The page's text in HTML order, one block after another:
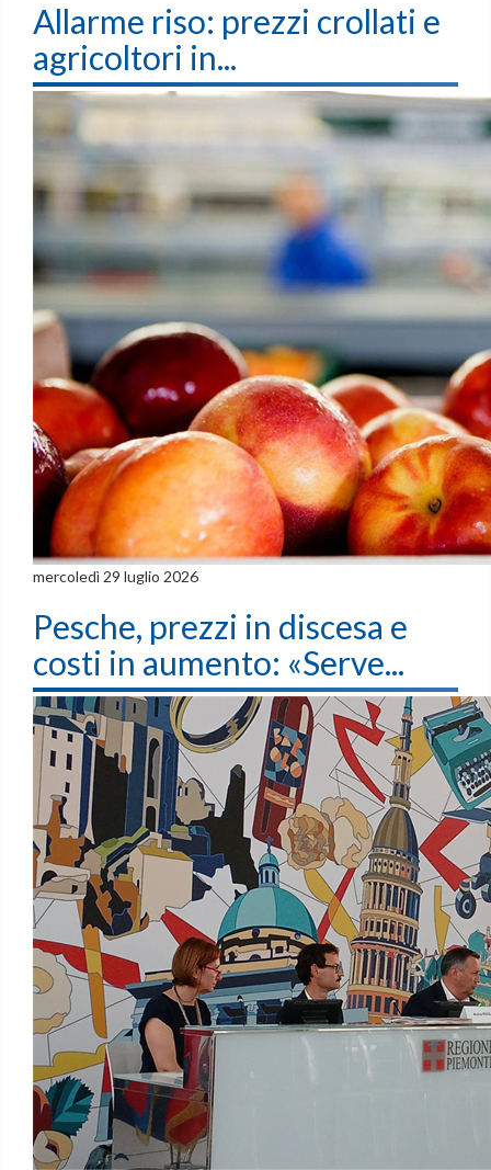
Allarme riso: prezzi crollati e
agricoltori in...
mercoledì 29 luglio 2026
Pesche, prezzi in discesa e
costi in aumento: «Serve...